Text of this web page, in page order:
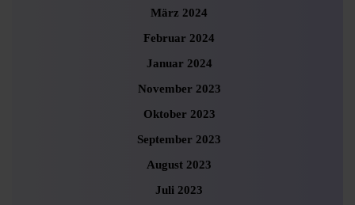
März 2024
Februar 2024
Januar 2024
November 2023
Oktober 2023
September 2023
August 2023
Juli 2023